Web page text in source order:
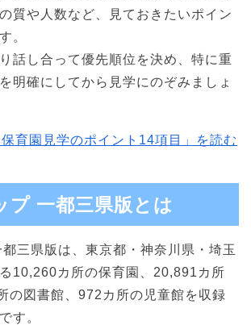
質や人数など、見ておきたいポイン
。
話し合って優先順位を決め、特に重
明確にしてから見学にのぞみましょ
保育園見学のポイント14項目」を読む
プ 一都三県版とは
三県版は、東京都・神奈川県・埼玉
10,260カ所の保育園、20,891カ所
の図書館、972カ所の児童館を収録
す。